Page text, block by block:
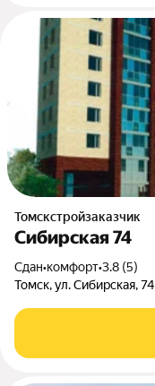
Томскстройзаказчик
Сибирская 74
Сдан•комфорт•3.8 (5)
Томск, ул. Сибирская, 74